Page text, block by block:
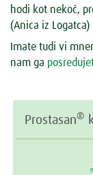
hodi kot nekoč,
(Anica iz Logatca)
Imate tudi vi
nam ga
Prostasan®